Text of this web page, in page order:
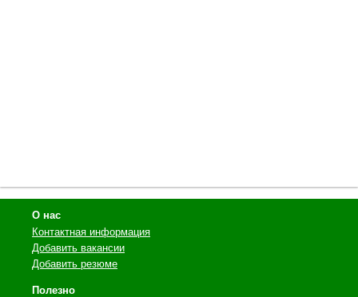
О нас
Контактная информация
Добавить вакансии
Добавить резюме
Полезно